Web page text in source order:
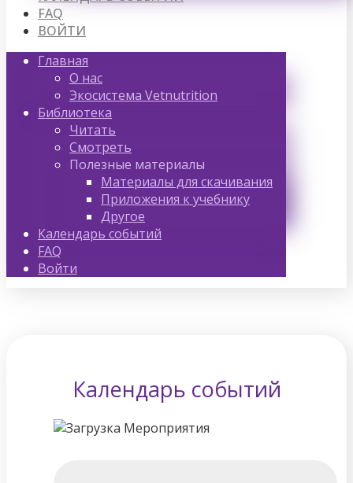
FAQ
ВОЙТИ
Главная
О нас
Экосистема Vetnutrition
Библиотека
Читать
Смотреть
Полезные материалы
Материалы для скачивания
Приложения к учебнику
Другое
Календарь событий
FAQ
Войти
Календарь событий